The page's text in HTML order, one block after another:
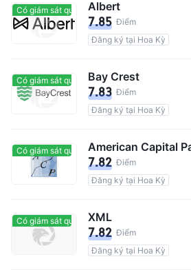
Có giám sát quản lý Có giám sát quản lý
Albert
7.85 Điểm
Đăng ký tại Hoa Kỳ
Có giám sát quản lý Có giám sát quản lý
Bay Crest
7.83 Điểm
Đăng ký tại Hoa Kỳ
Có giám sát quản lý Có giám sát quản lý
American Capital
7.82 Điểm
Đăng ký tại Hoa Kỳ
Có giám sát quản lý Có giám sát quản lý
XML
7.82 Điểm
Đăng ký tại Hoa Kỳ